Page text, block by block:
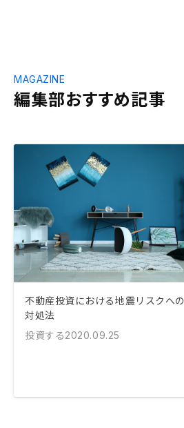
編集部おすすめ記事
MAGAZINE
不動産投資における地震リスクへの
対処法
投資する2020.09.25